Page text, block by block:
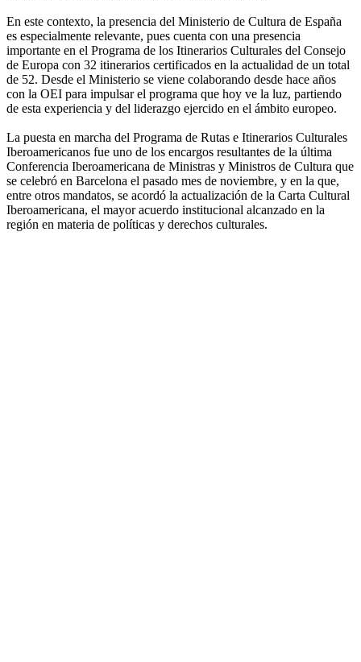
En este contexto, la presencia del Ministerio de Cultura de España
es especialmente relevante, pues cuenta con una presencia
importante en el Programa de los Itinerarios Culturales del Consejo
de Europa con 32 itinerarios certificados en la actualidad de un total
de 52. Desde el Ministerio se viene colaborando desde hace años
con la OEI para impulsar el programa que hoy ve la luz, partiendo
de esta experiencia y del liderazgo ejercido en el ámbito europeo.
La puesta en marcha del Programa de Rutas e Itinerarios Culturales
Iberoamericanos fue uno de los encargos resultantes de la última
Conferencia Iberoamericana de Ministras y Ministros de Cultura que
se celebró en Barcelona el pasado mes de noviembre, y en la que,
entre otros mandatos, se acordó la actualización de la Carta Cultural
Iberoamericana, el mayor acuerdo institucional alcanzado en la
región en materia de políticas y derechos culturales.